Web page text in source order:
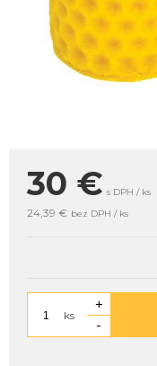
30 € s DPH / ks
24,39 € bez DPH / ks
ks
+
-